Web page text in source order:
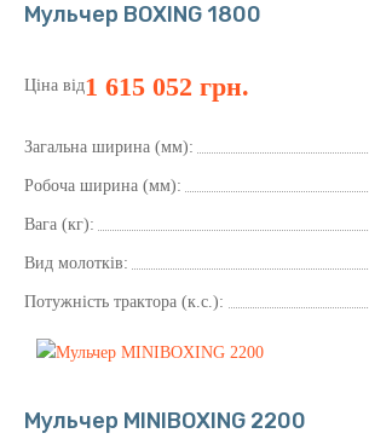
Мульчер BOXING 1800
Ціна від1 615 052 грн.
Загальна ширина (мм):
Робоча ширина (мм):
Вага (кг):
Вид молотків:
Потужність трактора (к.с.):
Мульчер MINIBOXING 2200